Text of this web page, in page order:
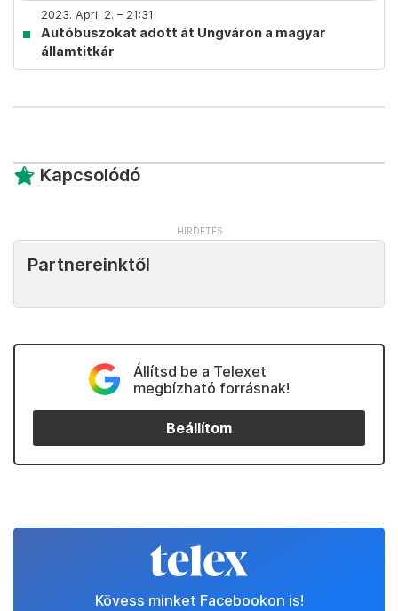
2023. April 2. – 21:31
Autóbuszokat adott át Ungváron a magyar
államtitkár
Kapcsolódó
Partnereinktől
Állítsd be a Telexet
megbízható forrásnak!
Beállítom
Kövess minket Facebookon is!